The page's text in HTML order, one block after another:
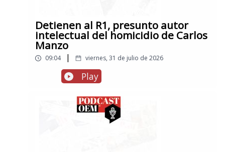
Detienen al R1, presunto autor
intelectual del homicidio de Carlos
Manzo
09:04 | viernes, 31 de julio de 2026
Play